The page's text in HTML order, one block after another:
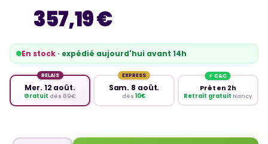
357,19 €
En stock · expédié aujourd'hui avant 14h
RELAIS
Mer. 12 août.
Gratuit dès 89€
EXPRESS
Sam. 8 août.
dès 10€
Prêt en 2h
Retrait gratuit Nancy